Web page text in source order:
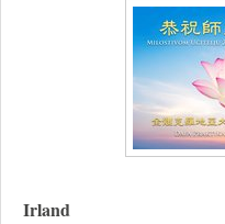
Irland